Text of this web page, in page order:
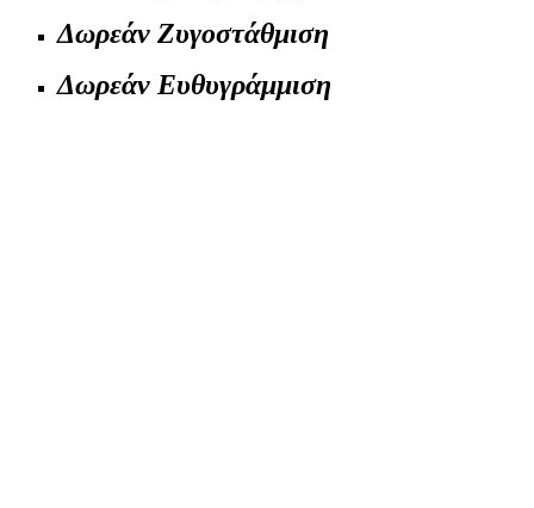
Δωρεάν Ζυγοστάθμιση
Δωρεάν Ευθυγράμμιση